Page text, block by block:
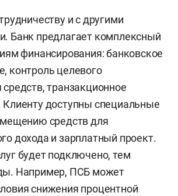
и с другими
Банк предлагает комплексный
финансирования: банковское
контроль целевого
средств, транзакционное
доступны специальные
средств для
дохода и зарплатный проект.
будет подключено, тем
Например, ПСБ может
снижения процентной